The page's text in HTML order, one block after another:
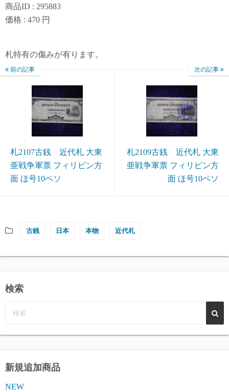
商品ID : 295883
価格 : 470 円
札特有の傷みが有ります。
前の記事
札2107古銭 近代札 大東
亜戦争軍票 フィリピン方
面 ほ号10ペソ
次の記事
札2109古銭 近代札 大東
亜戦争軍票 フィリピン方
面 ほ号10ペソ
古銭 日本 本物 近代札
検索
新規追加商品
NEW